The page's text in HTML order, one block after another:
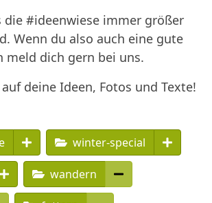
die #ideenwiese immer größer
Wenn du also auch eine gute
meld dich gern bei uns.
deine Ideen, Fotos und Texte!
winter-special
wandern